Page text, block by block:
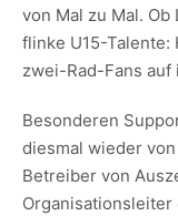
von Mal zu Mal.
flinke U15-Talente:
zwei-Rad-Fans auf
Besonderen
diesmal wieder
Betreiber von